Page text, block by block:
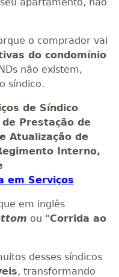
o comprador vai
do condomínio
não existem,
síndico.
de Síndico
Prestação de
Atualização de
Interno,
em Serviços
em inglês
ou “Corrida ao
desses síndicos
, transformando